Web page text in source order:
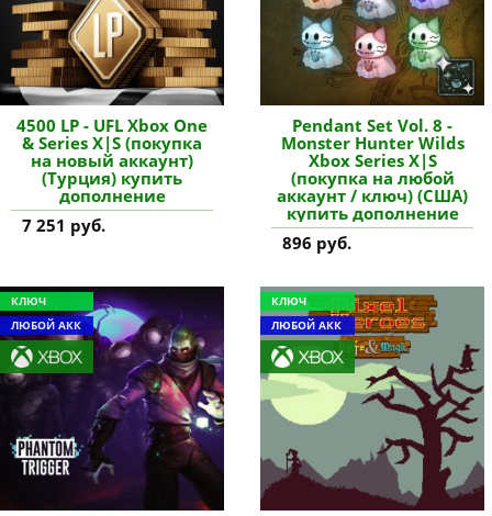
4500 LP - UFL Xbox One
& Series X|S (покупка
на новый аккаунт)
(Турция) купить
дополнение
7 251 руб.
Pendant Set Vol. 8 -
Monster Hunter Wilds
Xbox Series X|S
(покупка на любой
аккаунт / ключ) (США)
купить дополнение
896 руб.
КЛЮЧ
ЛЮБОЙ АКК
КЛЮЧ
ЛЮБОЙ АКК